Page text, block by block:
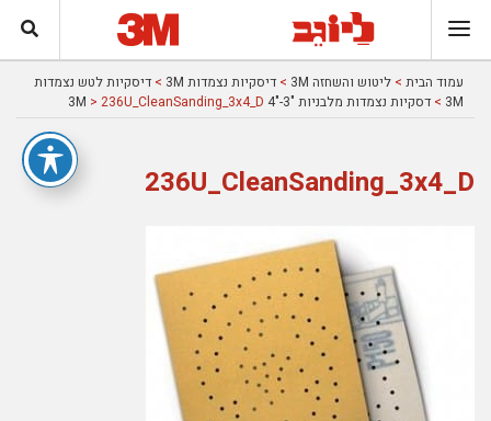
עמוד הבית > ליטוש והשחזה 3M > דיסקיות נצמדות 3M > דיסקיות לטש נצמדות
3M
> דסקיות נצמדות מלבניות "3-"4 3M > 236U_CleanSanding_3x4_D
236U_CleanSanding_3x4_D